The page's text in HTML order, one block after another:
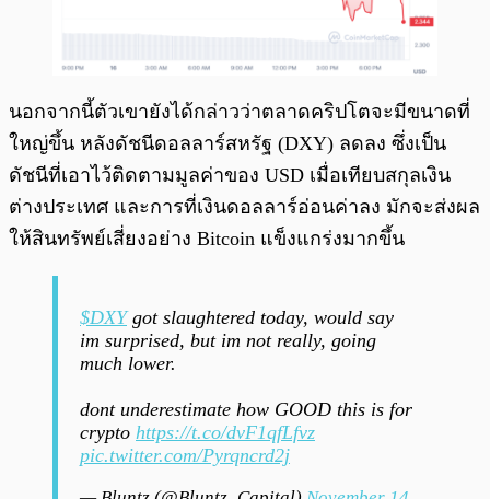
นอกจากนี้ตัวเขายังได้กล่าวว่าตลาดคริปโตจะมีขนาดที่
ใหญ่ขึ้น หลังดัชนีดอลลาร์สหรัฐ (DXY) ลดลง ซึ่งเป็น
ดัชนีที่เอาไว้ติดตามมูลค่าของ USD เมื่อเทียบสกุลเงิน
ต่างประเทศ และการที่เงินดอลลาร์อ่อนค่าลง มักจะส่งผล
ให้สินทรัพย์เสี่ยงอย่าง Bitcoin แข็งแกร่งมากขึ้น
$DXYgot slaughtered today, would say
im surprised, but im not really, going
much lower.
dont underestimate how GOOD this is for
crypto https://t.co/dvF1qfLfvz
pic.twitter.com/Pyrqncrd2j